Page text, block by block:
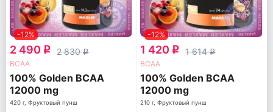
-12%
2 490 q 2 830q
ВСАА
100% Golden BCAA
12000 mg
420 г, Фруктовый пунш
-12%
1 420 q 1 614q
ВСАА
100% Golden BCAA
12000 mg
210 г, Фруктовый пунш